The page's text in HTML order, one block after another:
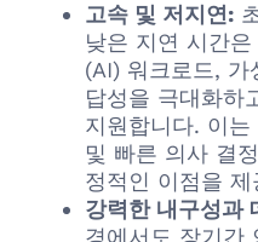
고속 및 저지연:
낮은 지연 시간
(AI) 워크로드, 가
답성을 극대화하
지원합니다. 이
및 빠른 의사 결
정적인 이점을 제
강력한 내구성과